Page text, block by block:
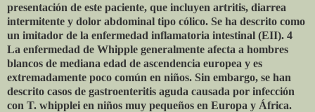
presentación de este paciente, que incluyen artritis, diarrea
intermitente y dolor abdominal tipo cólico. Se ha descrito como
un imitador de la enfermedad inflamatoria intestinal (EII). 4
La enfermedad de Whipple generalmente afecta a hombres
blancos de mediana edad de ascendencia europea y es
extremadamente poco común en niños. Sin embargo, se han
descrito casos de gastroenteritis aguda causada por infección
con T. whipplei en niños muy pequeños en Europa y África.